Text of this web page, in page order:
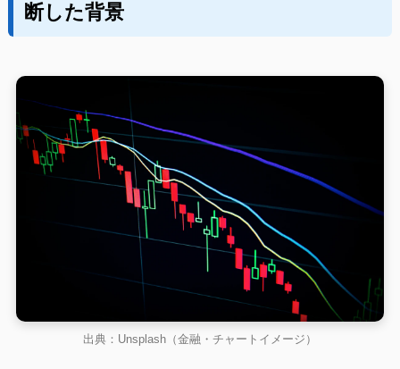
断した背景
出典：Unsplash（金融・チャートイメージ）